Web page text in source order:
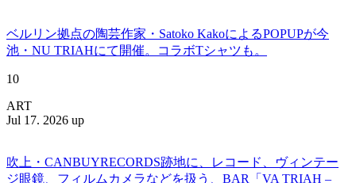
ベルリン拠点の陶芸作家・Satoko KakoによるPOPUPが今
池・NU TRIAHにて開催。コラボTシャツも。
10
ART
Jul 17. 2026 up
吹上・CANBUYRECORDS跡地に、レコード、ヴィンテー
ジ眼鏡、フィルムカメラなどを扱う、BAR「VA TRIAH –